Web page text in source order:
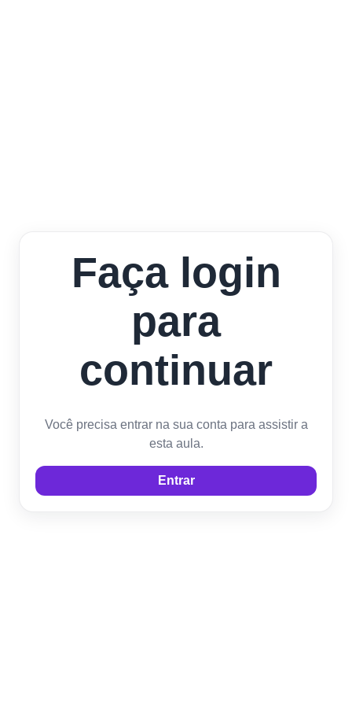
Faça login
para
continuar
Você precisa entrar na sua conta para assistir a
esta aula.
Entrar